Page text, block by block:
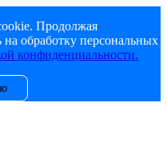
Продолжая
на обработку персональных
конфиденциальности.